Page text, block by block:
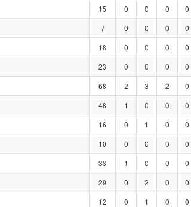
15 0 0 0 0
7 0 0 0 0
18 0 0 0 0
23 0 0 0 0
68 2 3 2 0
48 1 0 0 0
16 0 1 0 0
10 0 0 0 0
33 1 0 0 0
29 0 2 0 0
12 0 1 0 0